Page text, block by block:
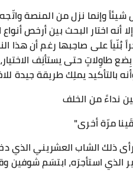
وإنما نزل من المنصة
أنه اختار البحث بين أرخص
بُنّياً على صاحِبها رغم أن هذا
طاوِلاتٍ حتى يستأنِف
بالتأكيد يملِك طريقة جيدة
نداءً من الخلف
مرّة أخرى"
ذلك الشاب العشريني الذي
الذي استأجرَه، ابتسَم شوفين